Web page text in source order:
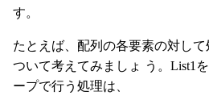
す。
たとえば、配列の各要素の対し
ついて考えてみましょ う。List1
ープで行う処理は、